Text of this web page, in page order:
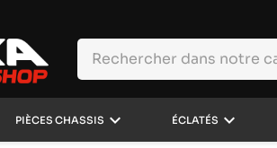
PIÈCES CHASSIS keyboard_arrow_down ÉCLATÉS keyboard_arrow_down